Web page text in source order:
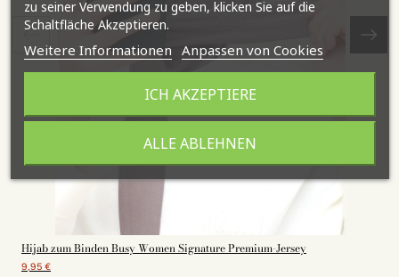
Hijab zum Binden Busy Women Signature Premium-Jersey
9,95 €
zu seiner Verwendung zu geben, klicken Sie auf die
Schaltfläche Akzeptieren.
Weitere Informationen Anpassen von Cookies
ALLE ABLEHNEN
ICH AKZEPTIERE